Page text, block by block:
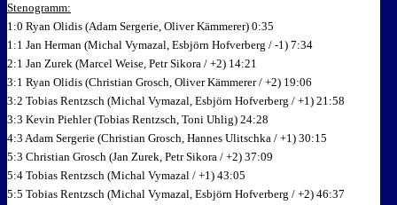
Stenogramm:
1:0 Ryan Olidis (Adam Sergerie, Oliver Kämmerer) 0:35
1:1 Jan Herman (Michal Vymazal, Esbjörn Hofverberg / -1) 7:34
2:1 Jan Zurek (Marcel Weise, Petr Sikora / +2) 14:21
3:1 Ryan Olidis (Christian Grosch, Oliver Kämmerer / +2) 19:06
3:2 Tobias Rentzsch (Michal Vymazal, Esbjörn Hofverberg / +1) 21:58
3:3 Kevin Piehler (Tobias Rentzsch, Toni Uhlig) 24:28
4:3 Adam Sergerie (Christian Grosch, Hannes Ulitschka / +1) 30:15
5:3 Christian Grosch (Jan Zurek, Petr Sikora / +2) 37:09
5:4 Tobias Rentzsch (Michal Vymazal / +1) 43:05
5:5 Tobias Rentzsch (Michal Vymazal, Esbjörn Hofverberg / +2) 46:37